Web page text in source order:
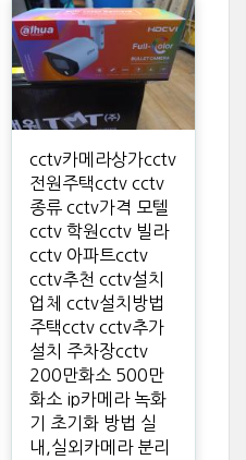
cctv카메라상가cctv
전원주택cctv cctv
종류 cctv가격 모텔
cctv 학원cctv 빌라
cctv 아파트cctv
cctv추천 cctv설치
업체 cctv설치방법
주택cctv cctv추가
설치 주차장cctv
200만화소 500만
화소 ip카메라 녹화
기 초기화 방법 실
내,실외카메라 분리